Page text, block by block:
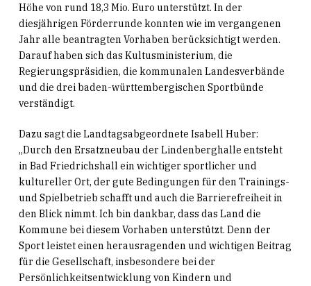
Höhe von rund 18,3 Mio. Euro unterstützt. In der
diesjährigen Förderrunde konnten wie im vergangenen
Jahr alle beantragten Vorhaben berücksichtigt werden.
Darauf haben sich das Kultusministerium, die
Regierungspräsidien, die kommunalen Landesverbände
und die drei baden-württembergischen Sportbünde
verständigt.
Dazu sagt die Landtagsabgeordnete Isabell Huber:
„Durch den Ersatzneubau der Lindenberghalle entsteht
in Bad Friedrichshall ein wichtiger sportlicher und
kultureller Ort, der gute Bedingungen für den Trainings-
und Spielbetrieb schafft und auch die Barrierefreiheit in
den Blick nimmt. Ich bin dankbar, dass das Land die
Kommune bei diesem Vorhaben unterstützt. Denn der
Sport leistet einen herausragenden und wichtigen Beitrag
für die Gesellschaft, insbesondere bei der
Persönlichkeitsentwicklung von Kindern und